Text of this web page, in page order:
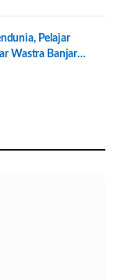
Pelajar
Wastra Banjar